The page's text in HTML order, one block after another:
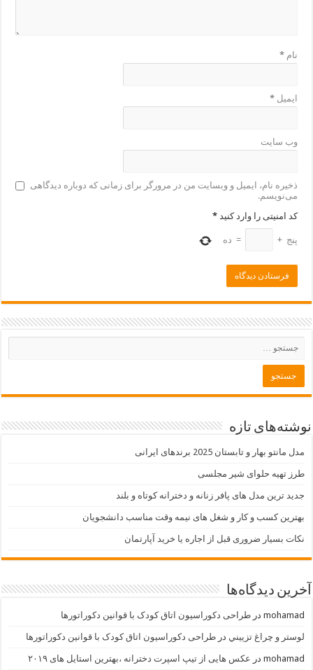
نام*
ایمیل*
وب‌ سایت
ذخیره نام، ایمیل و وبسایت من در مرورگر برای زمانی که دوباره دیدگاهی
می‌نویسم.
کد امنیتی را وارد کنید *
پنج +
= ده
نوشته‌های تازه
مدل مانتو بهار و تابستان 2025 برندهای ایرانی
طرز تهیه حلوای شیر مجلسی
جدید ترین مدل های پافر زنانه و دخترانه کوتاه و بلند
بهترین کسب و کار و شغل های نیمه وقت مناسب دانشجویان
نکات بسیار ضروری قبل از اجاره یا خرید آپارتمان
آخرین دیدگاه‌ها
mohamad درطراحی دکوراسیون اتاق کودک با قوانین دکوراتورها
لوستر و چراغ تزييني درطراحی دکوراسیون اتاق کودک با قوانین دکوراتورها
mohamad در عکس هایی از تیپ اسپرت دخترانه ،بهترین استایل های ۲۰۱۹